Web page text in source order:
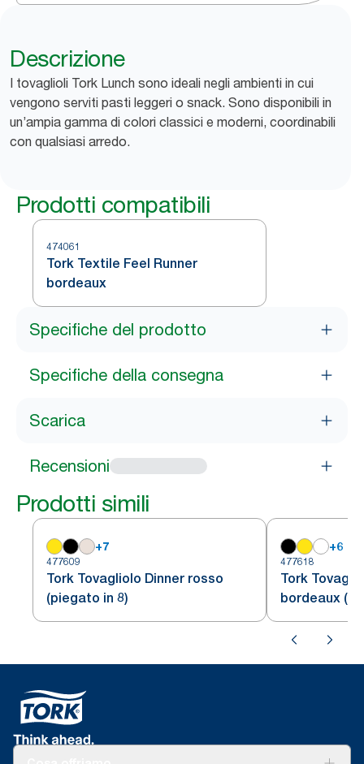
Descrizione
I tovaglioli Tork Lunch sono ideali negli ambienti in cui
vengono serviti pasti leggeri o snack. Sono disponibili in
un’ampia gamma di colori classici e moderni, coordinabili
con qualsiasi arredo.
Prodotti compatibili
474061
Tork Textile Feel Runner
bordeaux
Specifiche del prodotto
Specifiche della consegna
Scarica
Recensioni
Prodotti simili
+7
477609
Tork Tovagliolo Dinner rosso
(piegato in 8)
+6
477618
Tork
bordeaux